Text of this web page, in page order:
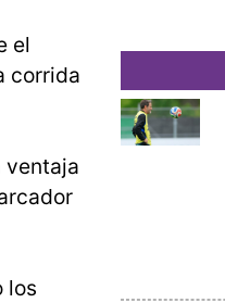
el
corrida
ventaja
los